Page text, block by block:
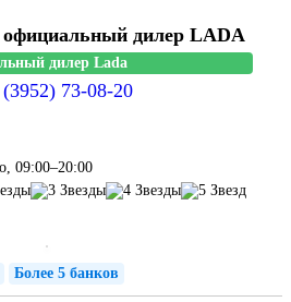
дилер LADA
дилер Lada
73-08-20
09:00–20:00
Более 5 банков